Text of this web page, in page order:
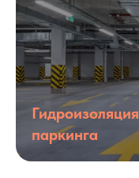
Гидроизоляция
паркинга